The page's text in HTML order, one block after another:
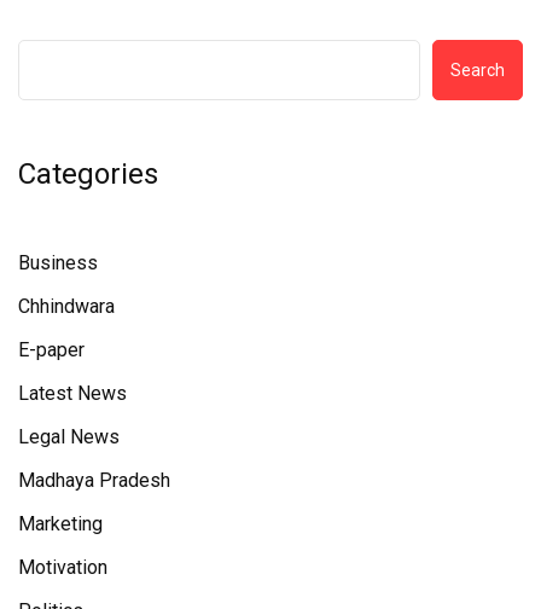
Search
Categories
Business
Chhindwara
E-paper
Latest News
Legal News
Madhaya Pradesh
Marketing
Motivation